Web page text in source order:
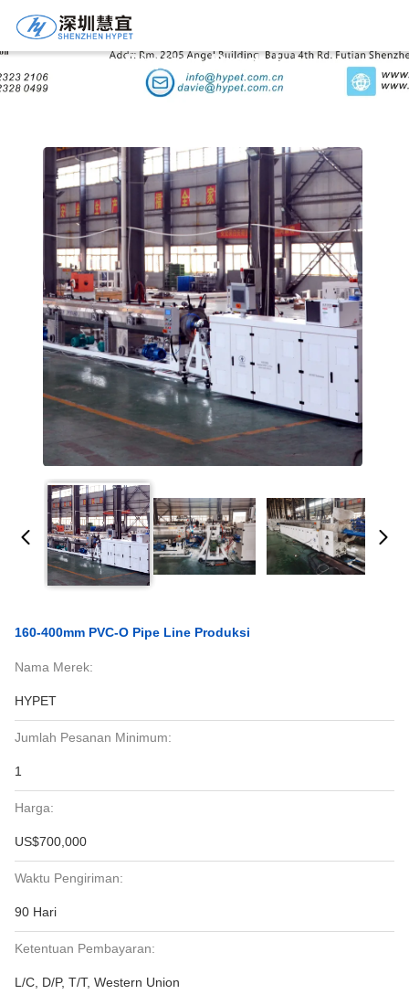
Rincian Produk
160-400mm PVC-O Pipe Line Produksi
Nama Merek:
HYPET
Jumlah Pesanan Minimum:
1
Harga:
US$700,000
Waktu Pengiriman:
90 Hari
Ketentuan Pembayaran:
L/C, D/P, T/T, Western Union